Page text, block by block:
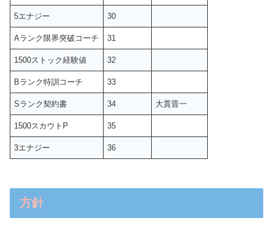
5エナジー 30
Aランク限界突破コーチ 31
1500ストック経験値 32
Bランク特訓コーチ 33
Sランク契約書 34 大貫晋一
1500スカウトP 35
3エナジー 36
方針